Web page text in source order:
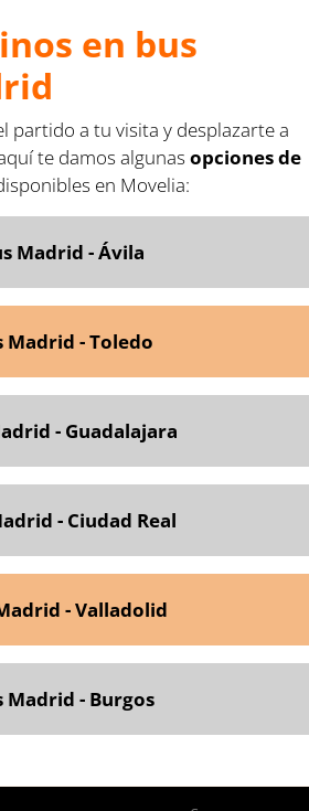
en bus
partido a tu visita y desplazarte a
te damos algunasopciones de
en Movelia:
Madrid - Ávila
Madrid - Toledo
- Guadalajara
- Ciudad Real
- Valladolid
Madrid - Burgos